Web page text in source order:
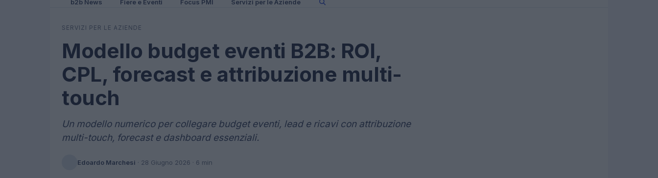
b2b News Fiere e Eventi Focus PMI Servizi per le Aziende
SERVIZI PER LE AZIENDE
Modello budget eventi B2B: ROI,
CPL, forecast e attribuzione multi-
touch
Un modello numerico per collegare budget eventi, lead e ricavi con attribuzione
multi-touch, forecast e dashboard essenziali.
Edoardo Marchesi · 28 Giugno 2026 · 6 min